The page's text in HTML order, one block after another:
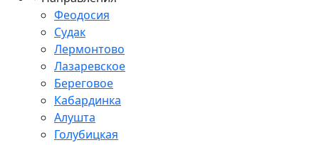
Феодосия
Судак
Лермонтово
Лазаревское
Береговое
Кабардинка
Алушта
Голубицкая